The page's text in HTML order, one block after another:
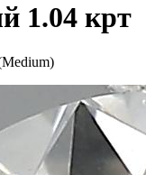
1.04 крт